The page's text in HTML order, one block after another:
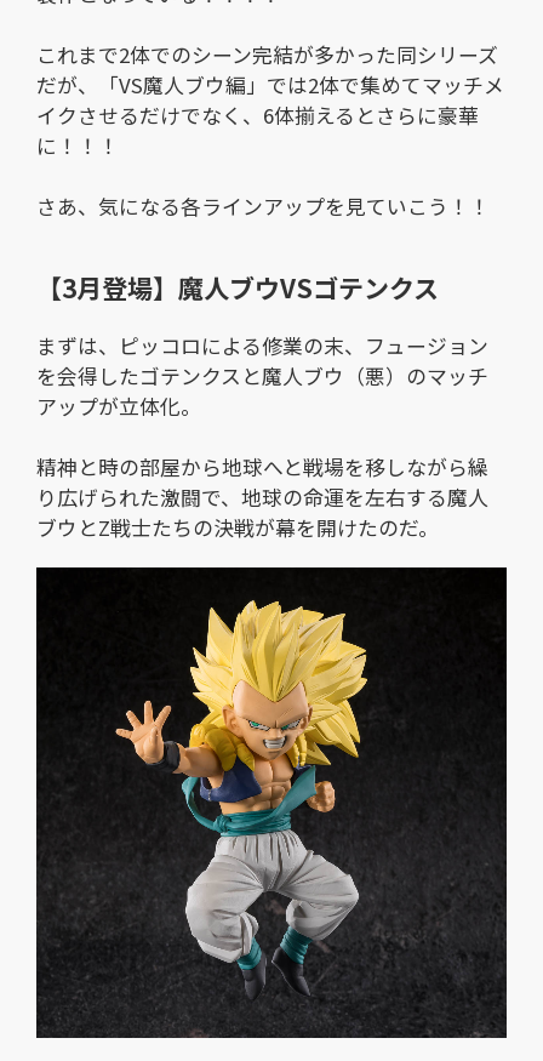
これまで2体でのシーン完結が多かった同シリーズ
だが、「VS魔人ブウ編」では2体で集めてマッチメ
イクさせるだけでなく、6体揃えるとさらに豪華
に！！！
さあ、気になる各ラインアップを見ていこう！！
【3月登場】魔人ブウVSゴテンクス
まずは、ピッコロによる修業の末、フュージョン
を会得したゴテンクスと魔人ブウ（悪）のマッチ
アップが立体化。
精神と時の部屋から地球へと戦場を移しながら繰
り広げられた激闘で、地球の命運を左右する魔人
ブウとZ戦士たちの決戦が幕を開けたのだ。